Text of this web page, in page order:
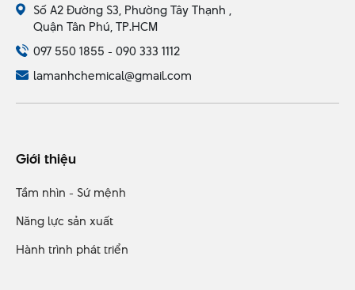
Số A2 Đường S3, Phường Tây Thạnh ,
Quận Tân Phú, TP.HCM
097 550 1855 - 090 333 1112
lamanhchemical@gmail.com
Giới thiệu
Tầm nhìn - Sứ mệnh
Năng lực sản xuất
Hành trình phát triển